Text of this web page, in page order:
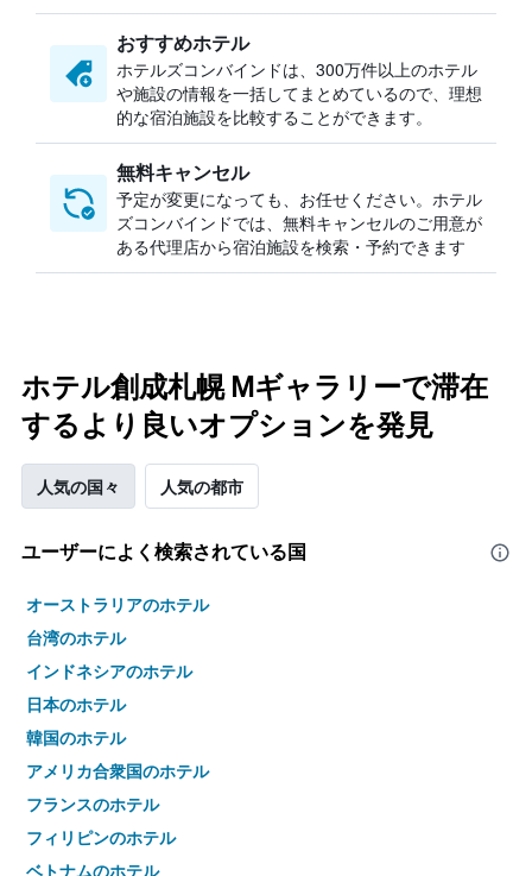
おすすめホテル
ホテルズコンバインドは、300万件以上のホテル
や施設の情報を一括してまとめているので、理想
的な宿泊施設を比較することができます。
無料キャンセル
予定が変更になっても、お任せください。ホテル
ズコンバインドでは、無料キャンセルのご用意が
ある代理店から宿泊施設を検索・予約できます
ホテル創成札幌 Mギャラリーで滞在
するより良いオプションを発見
人気の国々 人気の都市
ユーザーによく検索されている国
オーストラリアのホテル
台湾のホテル
インドネシアのホテル
日本のホテル
韓国のホテル
アメリカ合衆国のホテル
フランスのホテル
フィリピンのホテル
ベトナムのホテル